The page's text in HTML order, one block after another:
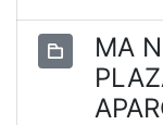
MA